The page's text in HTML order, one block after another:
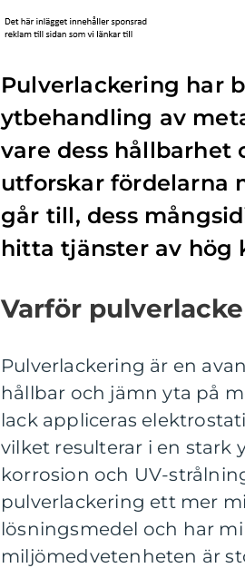
Pulverlackering har
ytbehandling av
vare dess hållbarhet
utforskar fördelarna
går till, dess
hitta tjänster av hög
Varför
Pulverlackering är en
hållbar och jämn yta på
lack appliceras
vilket resulterar i en stark
korrosion och UV-
pulverlackering ett mer
lösningsmedel och har
miljömedvetenheten är